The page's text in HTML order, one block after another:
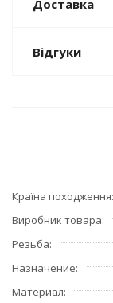
Доставка
Відгуки
Країна походження
Виробник товара
Резьба
Назначение
Материал